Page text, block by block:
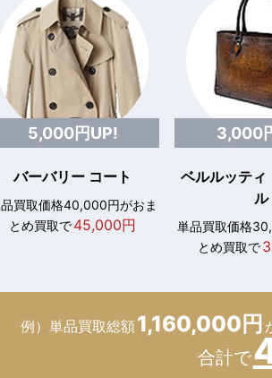
5,000円UP!
バーバリー コート
買取価格40,000円がおま
とめ買取で45,000円
3,000
ベルルッティ
ル
単品買取価格
とめ買取で
例）単品買取総額1,160,000円
合計で